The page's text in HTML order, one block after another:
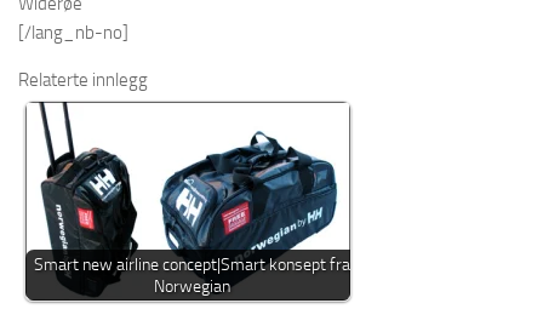
[/lang_nb-no]
Relaterte innlegg
Smart new airline concept|Smart konsept fra
Norwegian